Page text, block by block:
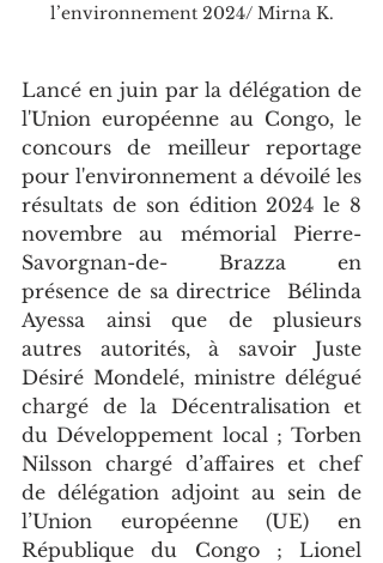
l’environnement 2024/ Mirna K.
Lancé en juin par la délégation de
l'Union européenne au Congo, le
concours de meilleur reportage
pour l'environnement a dévoilé les
résultats de son édition 2024 le 8
novembre au mémorial Pierre-
Savorgnan-de- Brazza en
présence de sa directrice  Bélinda
Ayessa ainsi que de plusieurs
autres autorités, à savoir Juste
Désiré Mondelé, ministre délégué
chargé de la Décentralisation et
du Développement local ; Torben
Nilsson chargé d’affaires et chef
de délégation adjoint au sein de
l’Union européenne (UE) en
République du Congo ; Lionel